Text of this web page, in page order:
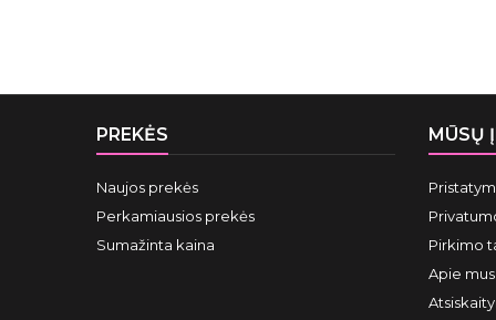
PREKĖS
Naujos prekės
Perkamiausios prekės
Sumažinta kaina
MŪSŲ
Pirkimo
Apie mus